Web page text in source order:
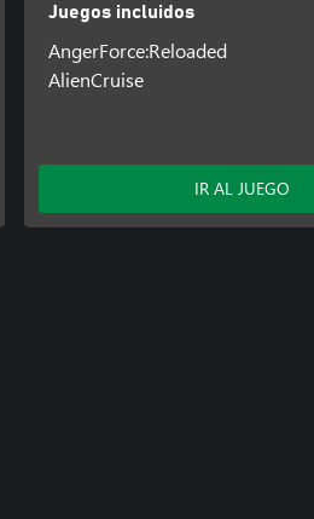
Juegos incluidos
AngerForce:Reloaded
AlienCruise
IR AL JUEGO